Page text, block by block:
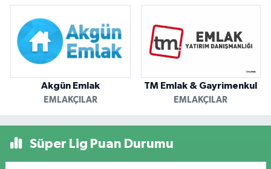
Akgün Emlak
EMLAKÇILAR
TM Emlak & Gayrimenkul
EMLAKÇILAR
Süper Lig Puan Durumu